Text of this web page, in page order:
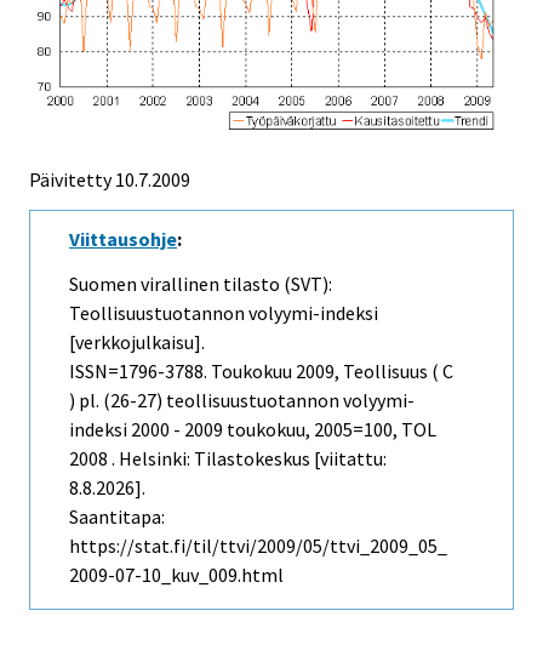
Päivitetty10.7.2009
Viittausohje:
Suomen virallinen tilasto (SVT):
Teollisuustuotannon volyymi-indeksi
[verkkojulkaisu].
ISSN=1796-3788. Toukokuu 2009, Teollisuus ( C
) pl. (26-27) teollisuustuotannon volyymi-
indeksi 2000 - 2009 toukokuu, 2005=100, TOL
2008 . Helsinki: Tilastokeskus [viitattu:
8.8.2026].
Saantitapa:
https://stat.fi/til/ttvi/2009/05/ttvi_2009_05_
2009-07-10_kuv_009.html